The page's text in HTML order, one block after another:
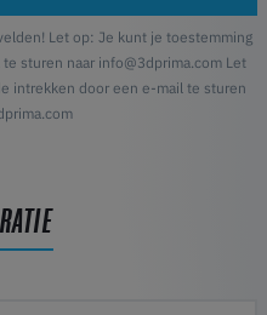
Let op: Je kunt je toestemming
sturen naar info@3dprima.com Let
intrekken door een e-mail te sturen